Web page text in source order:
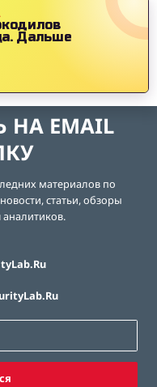
Дальше
EMAIL
материалов по
статьи, обзоры